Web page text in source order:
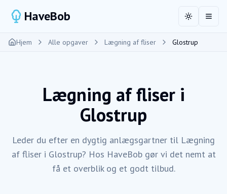
HaveBob ToggleÅbn
Hjem Alle opgaver Lægning af fliser Glostrup
Lægning af fliseri
Glostrup
Leder du efter en dygtig anlægsgartner til Lægning
af fliser i Glostrup? Hos HaveBob gør vi det nemt at
få et overblik og et godt tilbud.